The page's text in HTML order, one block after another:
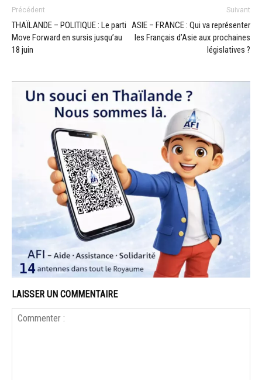
Précédent
THAÏLANDE – POLITIQUE : Le parti
Move Forward en sursis jusqu’au
18 juin
Suivant
ASIE – FRANCE : Qui va représenter
les Français d’Asie aux prochaines
législatives ?
LAISSER UN COMMENTAIRE